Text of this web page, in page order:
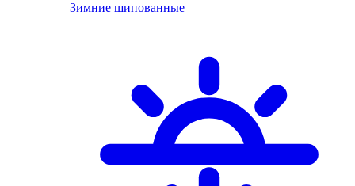
Зимние шипованные